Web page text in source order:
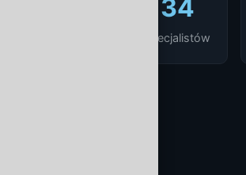
34
specjalistów